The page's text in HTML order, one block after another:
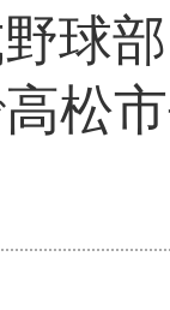
野球
松